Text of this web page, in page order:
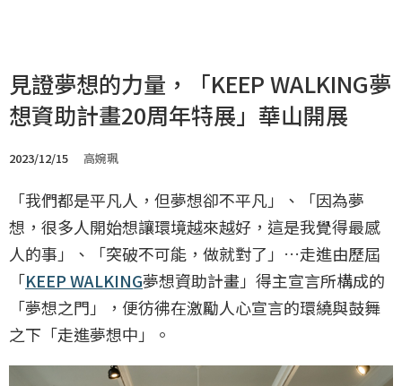
見證夢想的力量，「KEEP WALKING夢
想資助計畫20周年特展」華山開展
2023/12/15 高婉珮
「我們都是平凡人，但夢想卻不平凡」、「因為夢
想，很多人開始想讓環境越來越好，這是我覺得最感
人的事」、「突破不可能，做就對了」…走進由歷屆
「KEEP WALKING夢想資助計畫」得主宣言所構成的
「夢想之門」，便彷彿在激勵人心宣言的環繞與鼓舞
之下「走進夢想中」。